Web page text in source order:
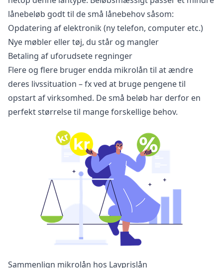
lånebeløb godt til de små lånebehov såsom:
Opdatering af elektronik (ny telefon, computer etc.)
Nye møbler eller tøj, du står og mangler
Betaling af uforudsete regninger
Flere og flere bruger endda mikrolån til at ændre
deres livssituation – fx ved at bruge pengene til
opstart af virksomhed. De små beløb har derfor en
perfekt størrelse til mange forskellige behov.
Sammenlign mikrolån hos Lavprislån